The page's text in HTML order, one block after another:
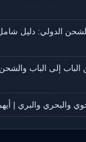
الدولي: دليل
إلى الباب والشحن
والبحري والبري |